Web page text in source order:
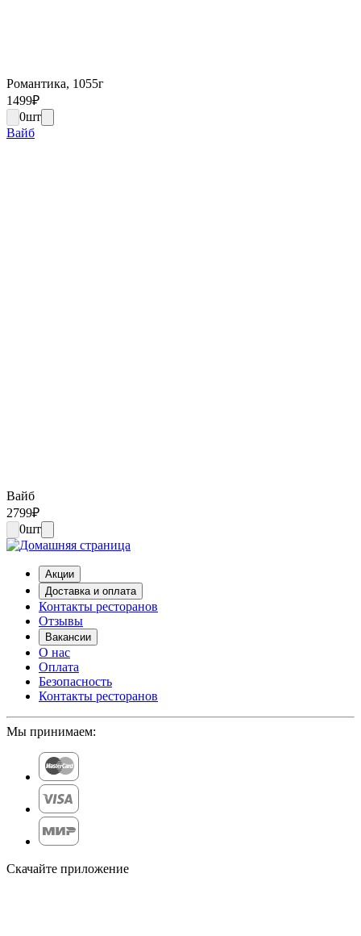
Романтика, 1055г
1499₽
0шт
Вайб
Вайб
2799₽
0шт
Акции
Доставка и оплата
Контакты ресторанов
Отзывы
Вакансии
О нас
Оплата
Безопасность
Контакты ресторанов
Мы принимаем:
Скачайте приложение